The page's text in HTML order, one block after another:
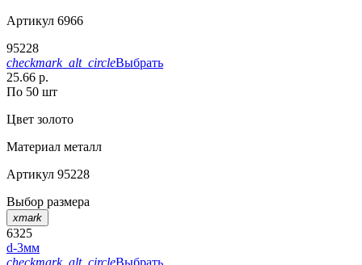
Артикул 6966
95228
checkmark_alt_circleВыбрать
25.66 р.
По 50 шт
Цвет золото
Материал металл
Артикул 95228
Выбор размера
xmark
6325
d-3мм
checkmark_alt_circleВыбрать